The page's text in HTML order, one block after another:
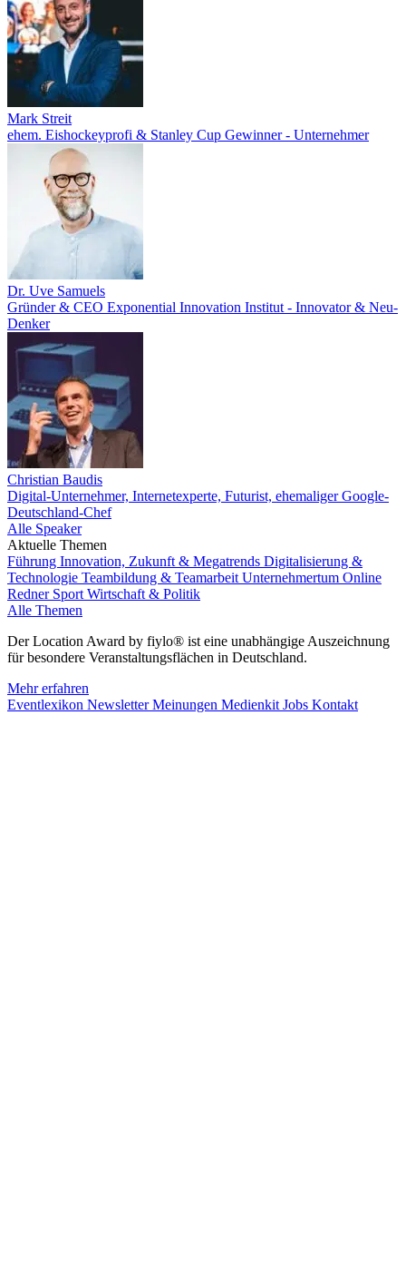
Mark Streit
ehem. Eishockeyprofi & Stanley Cup Gewinner - Unternehmer
Dr. Uve Samuels
Gründer & CEO Exponential Innovation Institut - Innovator & Neu-
Denker
Christian Baudis
Digital-Unternehmer, Internetexperte, Futurist, ehemaliger Google-
Deutschland-Chef
Alle Speaker
Aktuelle Themen
Führung Innovation, Zukunft & Megatrends Digitalisierung &
Technologie Teambildung & Teamarbeit Unternehmertum Online
Redner Sport Wirtschaft & Politik
Alle Themen
Der Location Award by fiylo® ist eine unabhängige Auszeichnung
für besondere Veranstaltungsflächen in Deutschland.
Mehr erfahren
Eventlexikon NewsletterMeinungen Medienkit Jobs Kontakt